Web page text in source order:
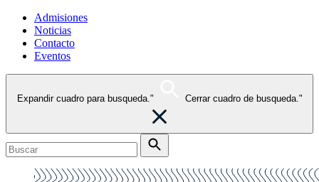
Admisiones
Noticias
Contacto
Eventos
Expandir cuadro para busqueda." Cerrar cuadro de busqueda."